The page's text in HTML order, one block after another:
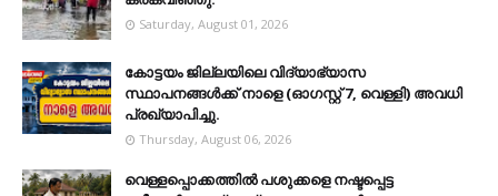
Saturday, August 01, 2026
കോട്ടയം ജില്ലയിലെ വിദ്യാഭ്യാസ
സ്ഥാപനങ്ങള്‍ക്ക് നാളെ (ഓഗസ്റ്റ് 7, വെള്ളി) അവധി
പ്രഖ്യാപിച്ചു.
Thursday, August 06, 2026
വെള്ളപ്പൊക്കത്തില്‍ പശുക്കളെ നഷ്ടപ്പെട്ട